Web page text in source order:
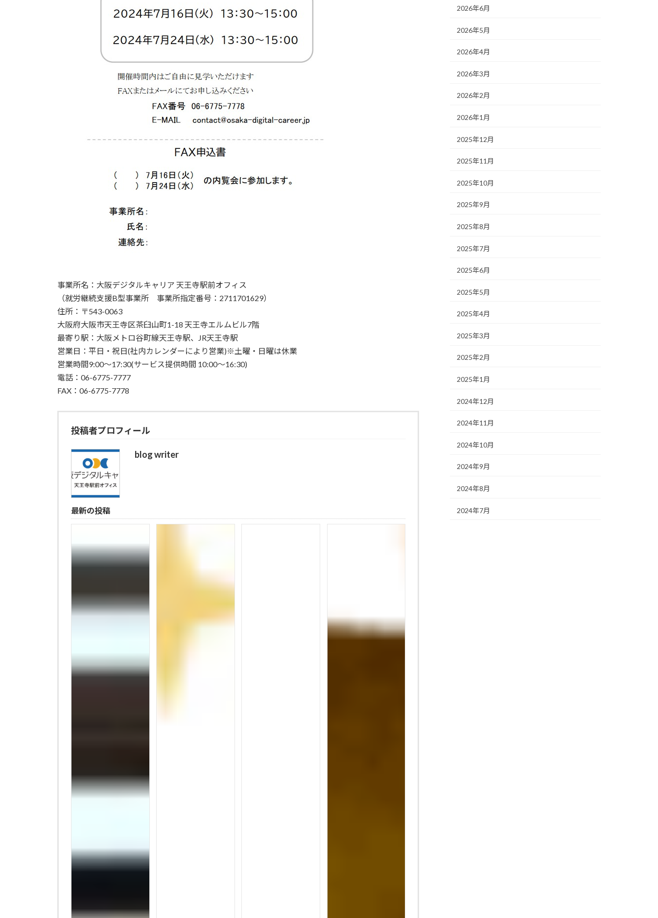
事業所名：大阪デジタルキャリア 天王寺駅前オフィス
（就労継続支援B型事業所 事業所指定番号：2711701629）
住所：〒543-0063
大阪府大阪市天王寺区茶臼山町1-18 天王寺エルムビル7階
最寄り駅：大阪メトロ谷町線天王寺駅、JR天王寺駅
営業日：平日・祝日(社内カレンダーにより営業)※土曜・日曜は休業
営業時間9:00〜17:30(サービス提供時間 10:00〜16:30)
電話：06-6775-7777
FAX：06-6775-7778
投稿者プロフィール
blog writer
最新の投稿
2026年6月
2026年5月
2026年4月
2026年3月
2026年2月
2026年1月
2025年12月
2025年11月
2025年10月
2025年9月
2025年8月
2025年7月
2025年6月
2025年5月
2025年4月
2025年3月
2025年2月
2025年1月
2024年12月
2024年11月
2024年10月
2024年9月
2024年8月
2024年7月